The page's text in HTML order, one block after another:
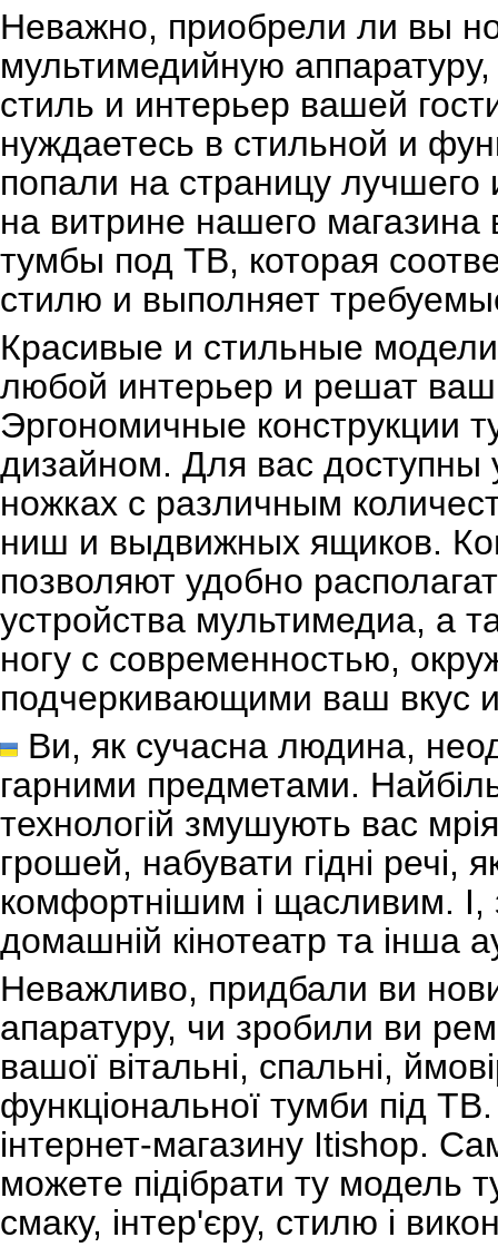
Неважно, приобрели ли вы
мультимедийную
стиль и интерьер вашей
нуждаетесь в стильной и
попали на страницу
на витрине нашего
тумбы под ТВ, которая
стилю и выполняет
Красивые и стильные
любой интерьер и решат
Эргономичные конструкции
дизайном. Для вас
ножках с различным
ниш и выдвижных ящиков.
позволяют удобно
устройства мультимедиа, а
ногу с современностью,
подчеркивающими ваш вкус и
Ви, як сучасна людина,
гарними предметами.
технологій змушують вас
грошей, набувати гідні речі,
комфортнішим і щасливим. І,
домашній кінотеатр та інша
Неважливо, придбали ви
апаратуру, чи зробили ви
вашої вітальні, спальні,
функціональної тумби під
інтернет-магазину Itishop.
можете підібрати ту модель
смаку, інтер'єру, стилю і